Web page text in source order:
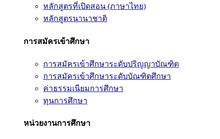
หลักสูตรที่เปิดสอน (ภาษาไทย)
หลักสูตรนานาชาติ
การสมัครเข้าศึกษา
การสมัครเข้าศึกษาระดับปริญญาบัณฑิต
การสมัครเข้าศึกษาระดับบัณฑิตศึกษา
ค่าธรรมเนียมการศึกษา
ทุนการศึกษา
หน่วยงานการศึกษา